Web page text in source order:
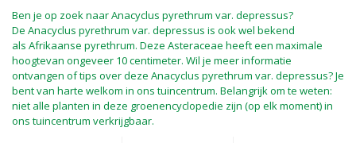
Ben je op zoek naar Anacyclus pyrethrum var. depressus?
De Anacyclus pyrethrum var. depressus is ook wel bekend
als Afrikaanse pyrethrum. Deze Asteraceae heeft een maximale
hoogtevan ongeveer 10 centimeter. Wil je meer informatie
ontvangen of tips over deze Anacyclus pyrethrum var. depressus? Je
bent van harte welkom in ons tuincentrum. Belangrijk om te weten:
niet alle planten in deze groenencyclopedie zijn (op elk moment) in
ons tuincentrum verkrijgbaar.